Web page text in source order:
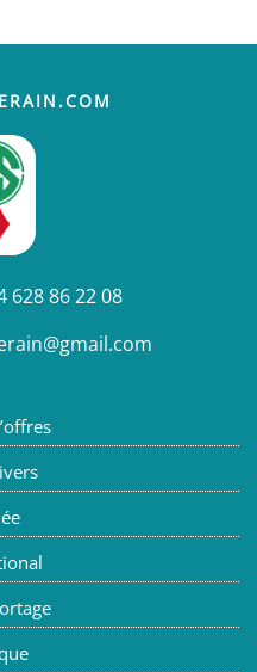
628 86 22 08